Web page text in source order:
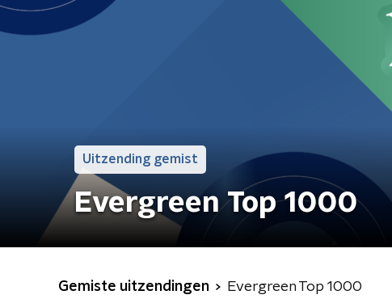
Uitzending gemist
Evergreen Top 1000
Gemiste uitzendingen Evergreen Top 1000